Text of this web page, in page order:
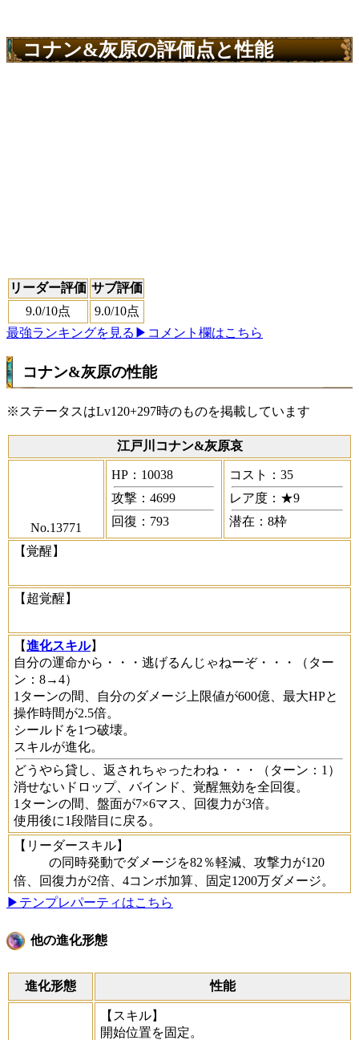
コナン&灰原の評価点と性能
リーダー評価 サブ評価
9.0/10点 9.0/10点
最強ランキングを見る ▶コメント欄はこちら
コナン&灰原の性能
※ステータスはLv120+297時のものを掲載しています
江戸川コナン&灰原哀
No.13771
HP：10038
攻撃：4699
回復：793
コスト：35
レア度：★9
潜在：8枠
【覚醒】
【超覚醒】
【進化スキル】
自分の運命から・・・逃げるんじゃねーぞ・・・
（ター
ン：8→4）
1ターンの間、自分のダメージ上限値が600億、最大HPと
操作時間が2.5倍。
シールドを1つ破壊。
スキルが進化。
どうやら貸し、返されちゃったわね・・・
（ターン：1）
消せないドロップ、バインド、覚醒無効を全回復。
1ターンの間、盤面が7×6マス、回復力が3倍。
使用後に1段階目に戻る。
【リーダースキル】
の同時発動でダメージを82％軽減、攻撃力が120
倍、回復力が2倍、4コンボ加算、固定1200万ダメージ。
▶テンプレパーティはこちら
他の進化形態
進化形態 性能
【スキル】
開始位置を固定。